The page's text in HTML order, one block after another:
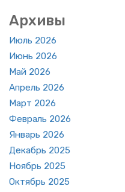
Ар­хи­вы
Июль 2026
Июнь 2026
Май 2026
Ап­рель 2026
Март 2026
Фев­раль 2026
Ян­варь 2026
Де­кабрь 2025
Но­ябрь 2025
Ок­тябрь 2025